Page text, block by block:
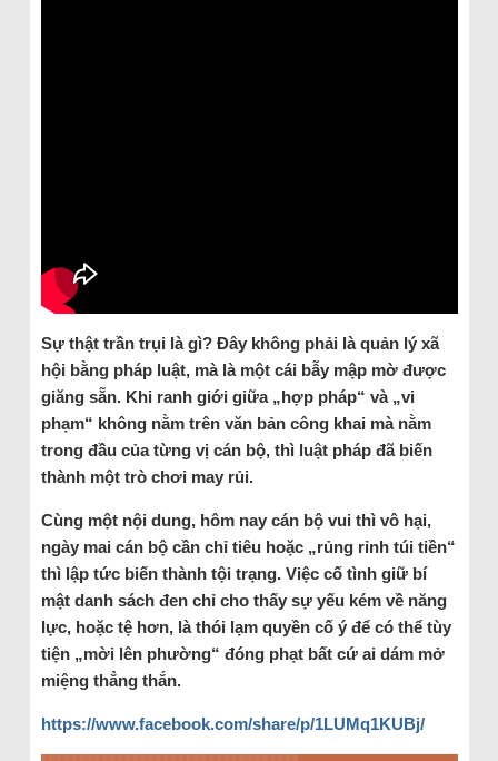
Sự thật trần trụi là gì? Đây không phải là quản lý xã
hội bằng pháp luật, mà là một cái bẫy mập mờ được
giăng sẵn. Khi ranh giới giữa „hợp pháp“ và „vi
phạm“ không nằm trên văn bản công khai mà nằm
trong đầu của từng vị cán bộ, thì luật pháp đã biến
thành một trò chơi may rủi.
Cùng một nội dung, hôm nay cán bộ vui thì vô hại,
ngày mai cán bộ cần chỉ tiêu hoặc „rủng rỉnh túi tiền“
thì lập tức biến thành tội trạng. Việc cố tình giữ bí
mật danh sách đen chỉ cho thấy sự yếu kém về năng
lực, hoặc tệ hơn, là thói lạm quyền cố ý để có thể tùy
tiện „mời lên phường“ đóng phạt bất cứ ai dám mở
miệng thẳng thắn.
https://www.facebook.com/share/p/1LUMq1KUBj/